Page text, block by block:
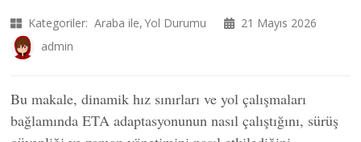
Kategoriler: Araba ile Yol Durumu
21 Mayıs 2026
admin
Bu makale, dinamik hız sınırları ve yol çalışmaları
bağlamında ETA adaptasyonunun nasıl çalıştığını, sürüş